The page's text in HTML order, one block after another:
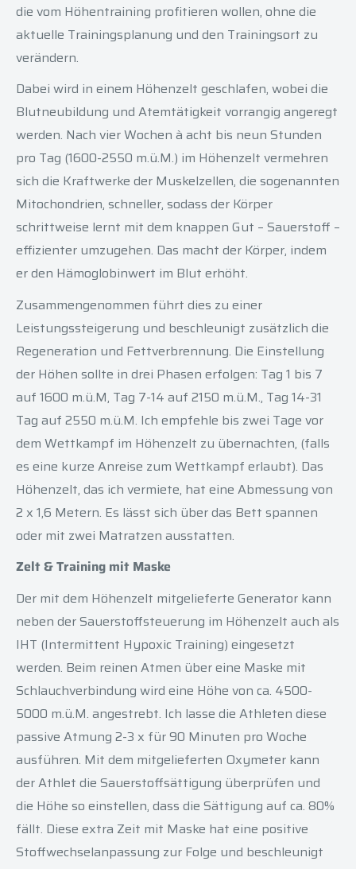
die vom Höhentraining profitieren wollen, ohne die
aktuelle Trainingsplanung und den Trainingsort zu
verändern.
Dabei wird in einem Höhenzelt geschlafen, wobei die
Blutneubildung und Atemtätigkeit vorrangig angeregt
werden. Nach vier Wochen à acht bis neun Stunden
pro Tag (1600-2550 m.ü.M.) im Höhenzelt vermehren
sich die Kraftwerke der Muskelzellen, die sogenannten
Mitochondrien, schneller, sodass der Körper
schrittweise lernt mit dem knappen Gut – Sauerstoff –
effizienter umzugehen. Das macht der Körper, indem
er den Hämoglobinwert im Blut erhöht.
Zusammengenommen führt dies zu einer
Leistungssteigerung und beschleunigt zusätzlich die
Regeneration und Fettverbrennung. Die Einstellung
der Höhen sollte in drei Phasen erfolgen: Tag 1 bis 7
auf 1600 m.ü.M, Tag 7-14 auf 2150 m.ü.M., Tag 14-31
Tag auf 2550 m.ü.M. Ich empfehle bis zwei Tage vor
dem Wettkampf im Höhenzelt zu übernachten, (falls
es eine kurze Anreise zum Wettkampf erlaubt). Das
Höhenzelt, das ich vermiete, hat eine Abmessung von
2 x 1,6 Metern. Es lässt sich über das Bett spannen
oder mit zwei Matratzen ausstatten.
Zelt & Training mit Maske
Der mit dem Höhenzelt mitgelieferte Generator kann
neben der Sauerstoffsteuerung im Höhenzelt auch als
IHT (Intermittent Hypoxic Training) eingesetzt
werden. Beim reinen Atmen über eine Maske mit
Schlauchverbindung wird eine Höhe von ca. 4500-
5000 m.ü.M. angestrebt. Ich lasse die Athleten diese
passive Atmung 2-3 x für 90 Minuten pro Woche
ausführen. Mit dem mitgelieferten Oxymeter kann
der Athlet die Sauerstoffsättigung überprüfen und
die Höhe so einstellen, dass die Sättigung auf ca. 80%
fällt. Diese extra Zeit mit Maske hat eine positive
Stoffwechselanpassung zur Folge und beschleunigt